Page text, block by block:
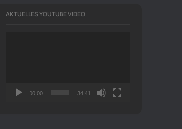
AKTUELLES YOUTUBE VIDEO
00:00 34:41